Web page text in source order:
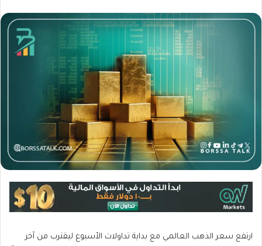
ارتفع سعر الذهب العالمي مع بداية تداولات الأسبوع ليقترب من آخر